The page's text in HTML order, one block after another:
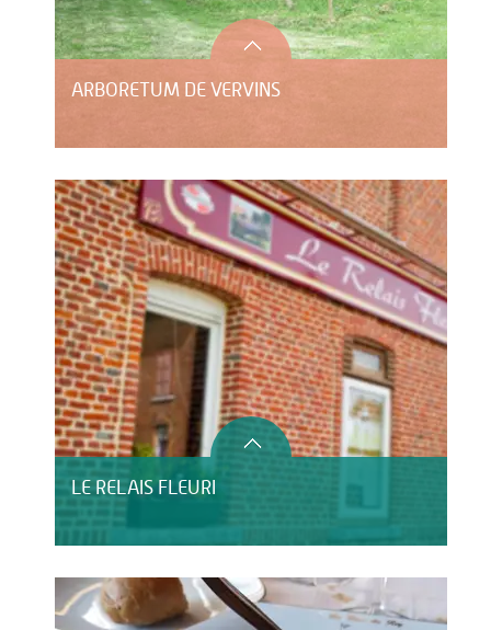
ARBORETUM DE VERVINS
LE RELAIS FLEURI